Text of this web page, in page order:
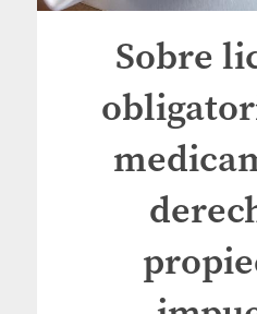
Sobre